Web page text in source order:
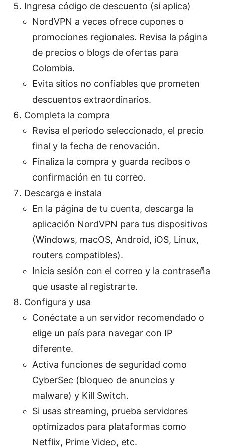
Ingresa código de descuento (si aplica)
NordVPN a veces ofrece cupones o
promociones regionales. Revisa la página
de precios o blogs de ofertas para
Colombia.
Evita sitios no confiables que prometen
descuentos extraordinarios.
Completa la compra
Revisa el periodo seleccionado, el precio
final y la fecha de renovación.
Finaliza la compra y guarda recibos o
confirmación en tu correo.
Descarga e instala
En la página de tu cuenta, descarga la
aplicación NordVPN para tus dispositivos
(Windows, macOS, Android, iOS, Linux,
routers compatibles).
Inicia sesión con el correo y la contraseña
que usaste al registrarte.
Configura y usa
Conéctate a un servidor recomendado o
elige un país para navegar con IP
diferente.
Activa funciones de seguridad como
CyberSec (bloqueo de anuncios y
malware) y Kill Switch.
Si usas streaming, prueba servidores
optimizados para plataformas como
Netflix, Prime Video, etc.